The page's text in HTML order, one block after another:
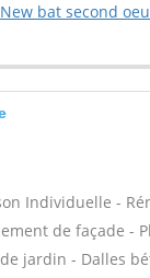
New bat second
Individuelle -
de façade -
jardin - Dalles